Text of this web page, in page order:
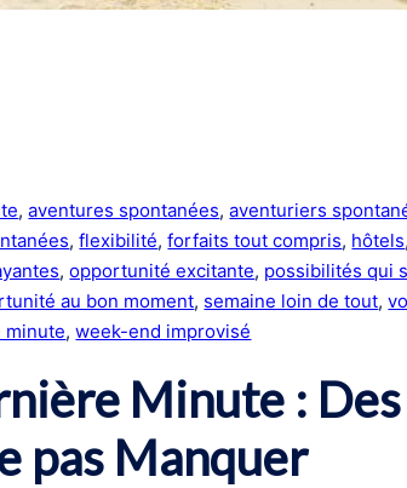
, aventures spontanées, aventuriers
, flexibilité, forfaits tout compris, hôtels,
, opportunité excitante, possibilités qui
au bon moment, semaine loin de tout,
minute, week-end improvisé
Minute :
pas Manquer